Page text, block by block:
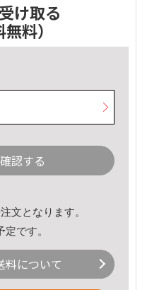
け取る
無料）
認する
文となります。
です。
料について